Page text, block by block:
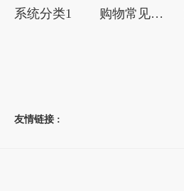
系统分类1 购物常见问题
友情链接 :